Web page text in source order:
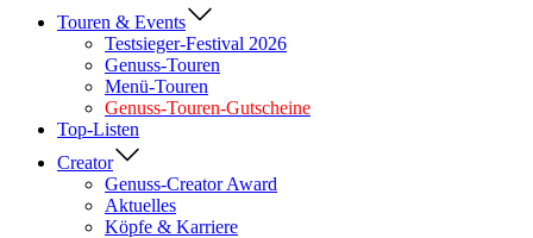
Touren & Events
Testsieger-Festival 2026
Genuss-Touren
Menü-Touren
Genuss-Touren-Gutscheine
Top-Listen
Creator
Genuss-Creator Award
Aktuelles
Köpfe & Karriere